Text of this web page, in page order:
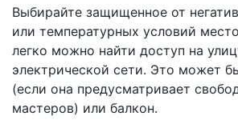
Выбирайте защищенное от
или температурных условий
легко можно найти доступ на
электрической сети. Это может
(если она предусматривает
мастеров) или балкон.